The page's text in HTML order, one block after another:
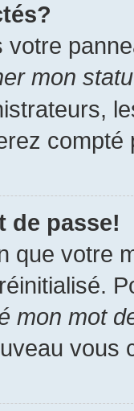
mon
de passe!
que votre
mon mot
vous